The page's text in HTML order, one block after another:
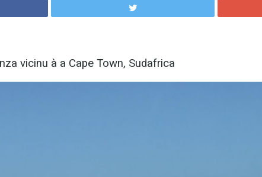
vicinu à a Cape Town, Sudafrica